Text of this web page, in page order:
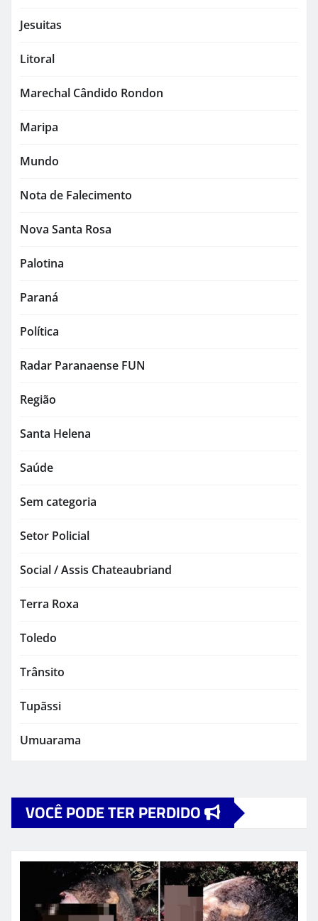
Jesuitas
Litoral
Marechal Cândido Rondon
Maripa
Mundo
Nota de Falecimento
Nova Santa Rosa
Palotina
Paraná
Política
Radar Paranaense FUN
Região
Santa Helena
Saúde
Sem categoria
Setor Policial
Social / Assis Chateaubriand
Terra Roxa
Toledo
Trânsito
Tupãssi
Umuarama
VOCÊ PODE TER PERDIDO